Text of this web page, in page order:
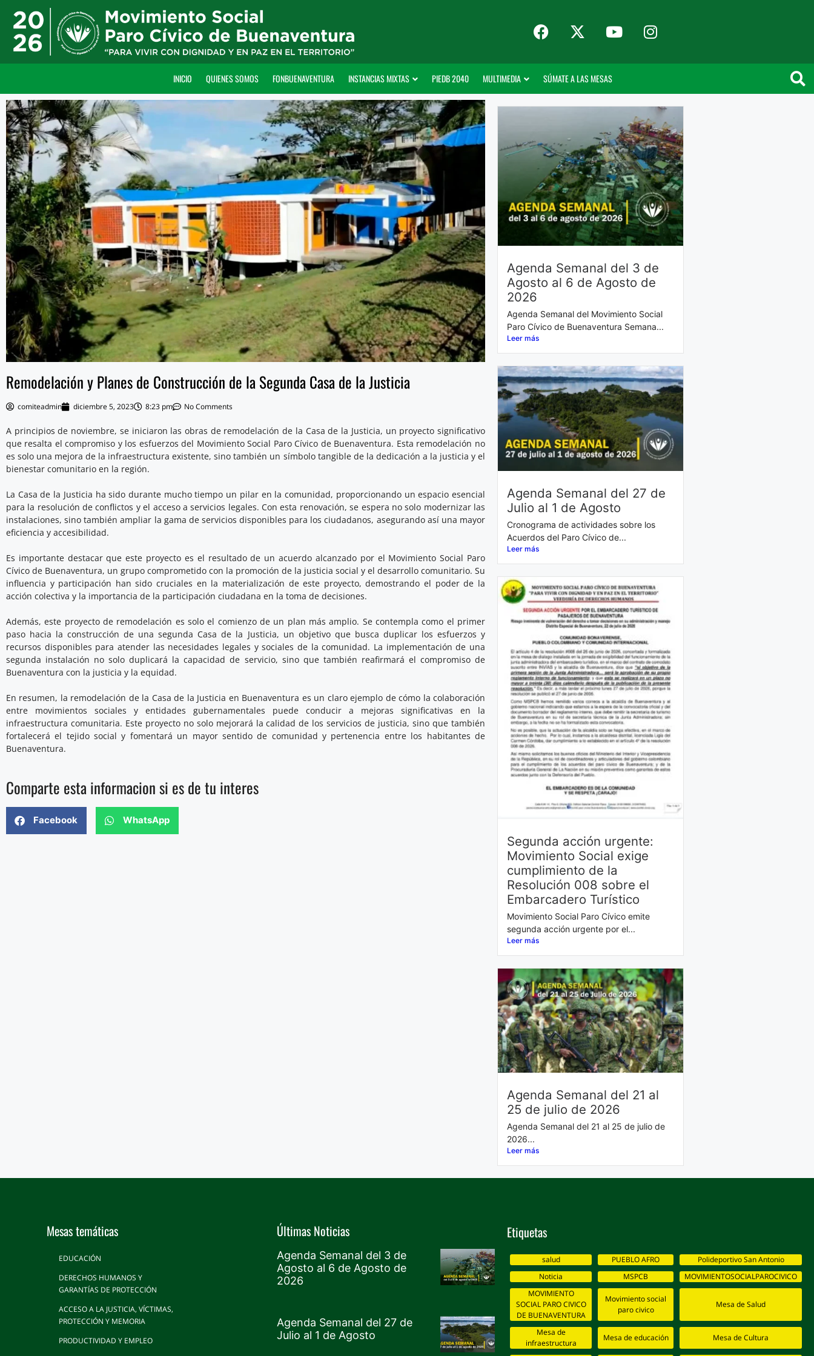
INICIO QUIENES SOMOS FONBUENAVENTURA INSTANCIAS MIXTAS PIEDB 2040 MULTIMEDIA SÚMATE A LAS MESAS
Remodelación y Planes de Construcción de la Segunda Casa de la Justicia
comiteadmin diciembre 5, 2023 8:23 pm No Comments
A principios de noviembre, se iniciaron las obras de remodelación de la Casa de la Justicia, un proyecto significativo
que resalta el compromiso y los esfuerzos del Movimiento Social Paro Cívico de Buenaventura. Esta remodelación no
es solo una mejora de la infraestructura existente, sino también un símbolo tangible de la dedicación a la justicia y el
bienestar comunitario en la región.
La Casa de la Justicia ha sido durante mucho tiempo un pilar en la comunidad, proporcionando un espacio esencial
para la resolución de conflictos y el acceso a servicios legales. Con esta renovación, se espera no solo modernizar las
instalaciones, sino también ampliar la gama de servicios disponibles para los ciudadanos, asegurando así una mayor
eficiencia y accesibilidad.
Es importante destacar que este proyecto es el resultado de un acuerdo alcanzado por el Movimiento Social Paro
Cívico de Buenaventura, un grupo comprometido con la promoción de la justicia social y el desarrollo comunitario. Su
influencia y participación han sido cruciales en la materialización de este proyecto, demostrando el poder de la
acción colectiva y la importancia de la participación ciudadana en la toma de decisiones.
Además, este proyecto de remodelación es solo el comienzo de un plan más amplio. Se contempla como el primer
paso hacia la construcción de una segunda Casa de la Justicia, un objetivo que busca duplicar los esfuerzos y
recursos disponibles para atender las necesidades legales y sociales de la comunidad. La implementación de una
segunda instalación no solo duplicará la capacidad de servicio, sino que también reafirmará el compromiso de
Buenaventura con la justicia y la equidad.
En resumen, la remodelación de la Casa de la Justicia en Buenaventura es un claro ejemplo de cómo la colaboración
entre movimientos sociales y entidades gubernamentales puede conducir a mejoras significativas en la
infraestructura comunitaria. Este proyecto no solo mejorará la calidad de los servicios de justicia, sino que también
fortalecerá el tejido social y fomentará un mayor sentido de comunidad y pertenencia entre los habitantes de
Buenaventura.
Comparte esta informacion si es de tu interes
Facebook WhatsApp
Agenda Semanal del 3 de
Agosto al 6 de Agosto de
2026
Agenda Semanal del Movimiento Social
Paro Cívico de Buenaventura Semana...
Leer más
Agenda Semanal del 27 de
Julio al 1 de Agosto
Cronograma de actividades sobre los
Acuerdos del Paro Cívico de...
Leer más
Segunda acción urgente:
Movimiento Social exige
cumplimiento de la
Resolución 008 sobre el
Embarcadero Turístico
Movimiento Social Paro Cívico emite
segunda acción urgente por el...
Leer más
Agenda Semanal del 21 al
25 de julio de 2026
Agenda Semanal del 21 al 25 de julio de
2026...
Leer más
Mesas temáticas
EDUCACIÓN
DERECHOS HUMANOS Y
GARANTÍAS DE PROTECCIÓN
ACCESO A LA JUSTICIA, VÍCTIMAS,
PROTECCIÓN Y MEMORIA
PRODUCTIVIDAD Y EMPLEO
Últimas Noticias
Agenda Semanal del 3 de
Agosto al 6 de Agosto de
2026
Agenda Semanal del 27 de
Julio al 1 de Agosto
Etiquetas
salud PUEBLO AFRO
Polideportivo San Antonio
Noticia
MSPCB
MOVIMIENTOSOCIALPAROCIVICO
MOVIMIENTO
SOCIAL PARO CIVICO
DE BUENAVENTURA
Movimiento social
paro civico
Mesa de Salud
Mesa de
infraestructura
Mesa de educación Mesa de Cultura